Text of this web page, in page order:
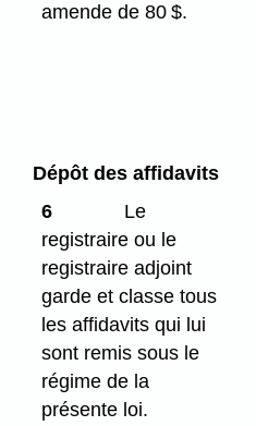
amende de 80 $.
Dépôt des affidavits
6
Le
registraire ou le
registraire adjoint
garde et classe tous
les affidavits qui lui
sont remis sous le
régime de la
présente loi.